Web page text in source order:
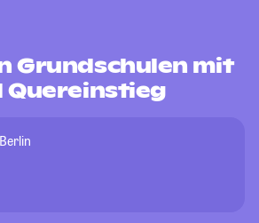
Grundschulen mit
Quereinstieg